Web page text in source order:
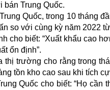
Trung Quốc.
Quốc, trong 10 tháng
so với cùng kỳ năm 2022
cho biết: “Xuất khẩu cao
ổn định”.
thị trường cho rằng trong
tồn kho cao sau khi tích
Quốc cho biết: “Họ